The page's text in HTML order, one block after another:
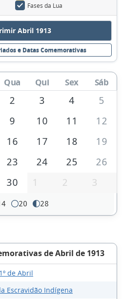
Fases da Lua
Abril 1913
e Datas Comemorativas
Qua Qui Sex Sáb
2 3 4
5
9 10 11
12
16 17 18
19
23 24 25
26
30 1 2 3
20 28
de Abril de 1913
de Abril
Escravidão Indígena